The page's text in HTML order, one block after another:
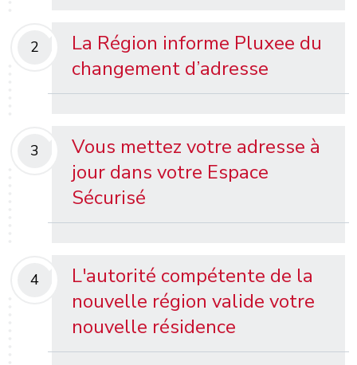
2
La Région informe Pluxee du
changement d’adresse
3
Vous mettez votre adresse à
jour dans votre Espace
Sécurisé
4
L'autorité compétente de la
nouvelle région valide votre
nouvelle résidence